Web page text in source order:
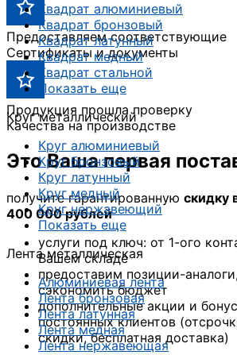
Квадрат алюминиевый
Квадрат бронзовый
Квадрат латунный
Квадрат медный
Квадрат стальной
Показать еще
Круг металлический
Круг алюминиевый
Круг бронзовый
Круг латунный
Круг медный
Круг нержавеющий
Показать еще
Лента металлическая
Алюминиевая лента
Лента бронзовая
Лента латунная
Лента медная
Лента нержавеющая
Предоставляем соответствующие
Сертификаты и документы
Продукция прошла проверку
Качества на производстве
Это Ваша первая
получите гарантированную скидку
400 000 рублей
услуги под ключ: от 1-ого
Вашем складе
предоставим позиции-
сэкономить бюджет
дополнительные акции и
постоянных клиентов
скидки, бесплатная доставка)